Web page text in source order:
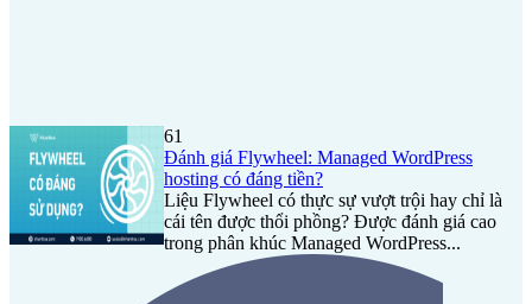
61
Đánh giá Flywheel: Managed WordPress
hosting có đáng tiền?
Liệu Flywheel có thực sự vượt trội hay chỉ là
cái tên được thổi phồng? Được đánh giá cao
trong phân khúc Managed WordPress...